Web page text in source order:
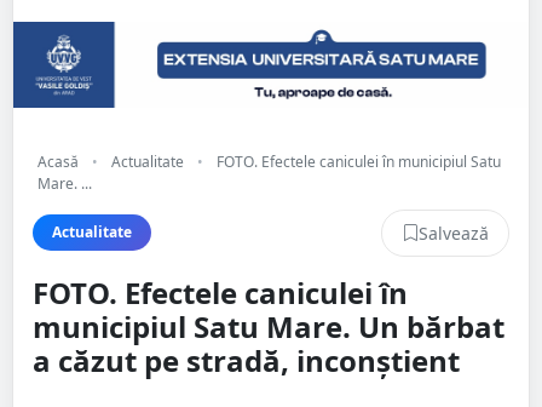
Acasă • Actualitate •
FOTO. Efectele caniculei în municipiul Satu
Mare. ...
Actualitate Salvează
FOTO. Efectele caniculei în
municipiul Satu Mare. Un bărbat
a căzut pe stradă, inconștient